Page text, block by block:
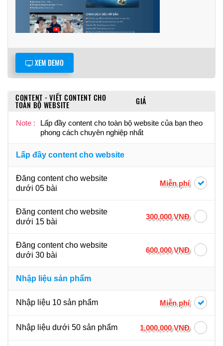
XEM DEMO
CONTENT - VIẾT CONTENT CHO
TOÀN BỘ WEBSITE GIÁ
Note :
Lấp đầy content cho toàn bộ website của bạn theo
phong cách chuyên nghiệp nhất
Lấp đầy content cho website
Đăng content cho website
dưới 05 bài
Miễn phí
Đăng content cho website
dưới 15 bài
300,000 VNĐ
Đăng content cho website
dưới 30 bài
600,000 VNĐ
Nhập liệu sản phẩm
Nhập liệu 10 sản phẩm Miễn phí
Nhập liệu dưới 50 sản phẩm 1,000,000 VNĐ